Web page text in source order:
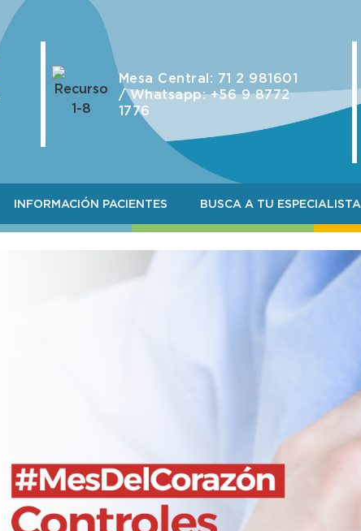
Mesa Central: 71 2 981601
/ Whatsapp: +56 9 8772
1776
INFORMACIÓN PACIENTES BUSCA A TU ESPECIALISTA